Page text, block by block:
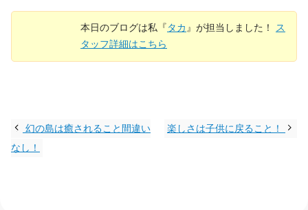
本日のブログは私『タカ』が担当しました！ ス
タッフ詳細はこちら
幻の島は癒されること間違い
なし！
楽しさは子供に戻ること！